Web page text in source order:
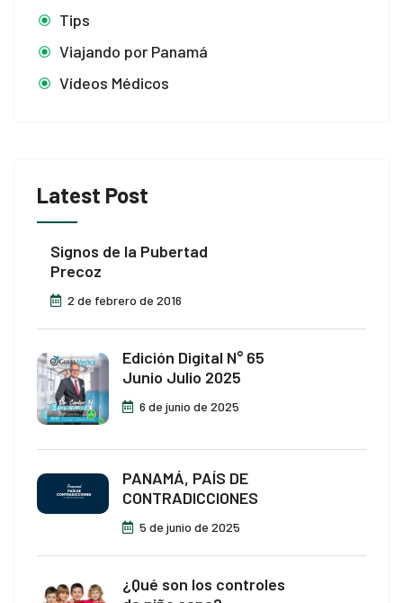
Tips
Viajando por Panamá
Vídeos Médicos
Latest Post
Signos de la Pubertad
Precoz
2 de febrero de 2016
Edición Digital N° 65
Junio Julio 2025
6 de junio de 2025
PANAMÁ, PAÍS DE
CONTRADICCIONES
5 de junio de 2025
¿Qué son los controles